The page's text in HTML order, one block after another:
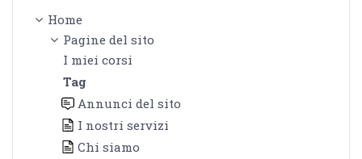
Home
Pagine del sito
I miei corsi
Tag
Annunci del sito
I nostri servizi
Chi siamo